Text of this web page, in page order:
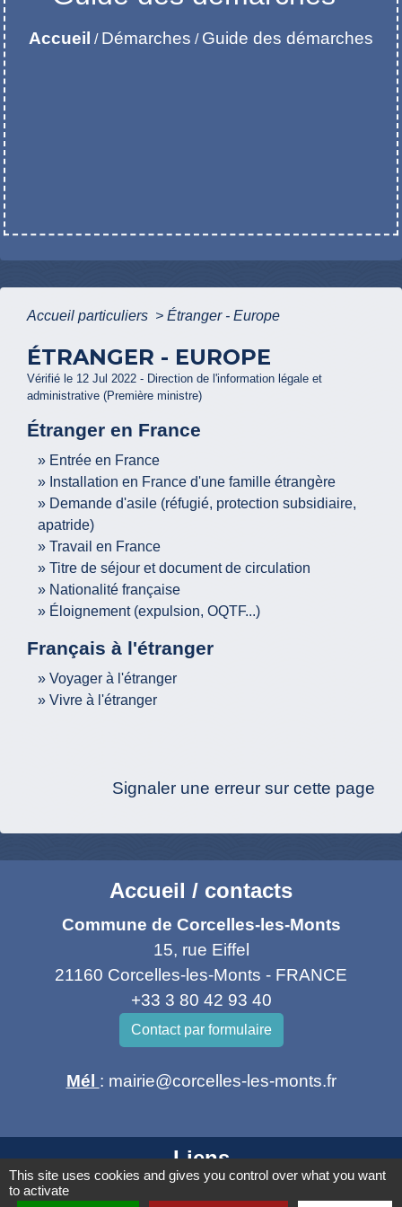
Accueil / Démarches / Guide des démarches
Accueil particuliers > Étranger - Europe
ÉTRANGER - EUROPE
Vérifié le 12 Jul 2022 - Direction de l'information légale et
administrative (Première ministre)
Étranger en France
Entrée en France
Installation en France d'une famille étrangère
Demande d'asile (réfugié, protection subsidiaire,
apatride)
Travail en France
Titre de séjour et document de circulation
Nationalité française
Éloignement (expulsion, OQTF...)
Français à l'étranger
Voyager à l'étranger
Vivre à l'étranger
Signaler une erreur sur cette page
Accueil / contacts
Commune de Corcelles-les-Monts
15, rue Eiffel
21160 Corcelles-les-Monts - FRANCE
+33 3 80 42 93 40
Contact par formulaire
Mél : mairie@corcelles-les-monts.fr
Liens
Dijon Métropole
This site uses cookies and gives you control over what you want
to activate